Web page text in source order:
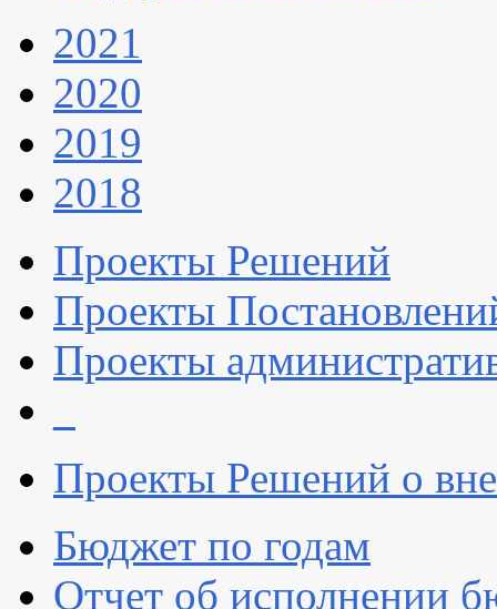
2021
2020
2019
2018
Проекты Решений
Проекты
Проекты
Проекты Решений о
Бюджет по годам
Отчет об исполнении